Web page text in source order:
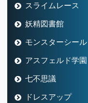
スライムレース
妖精図書館
モンスターシール
アスフェルド学園
七不思議
ドレスアップ